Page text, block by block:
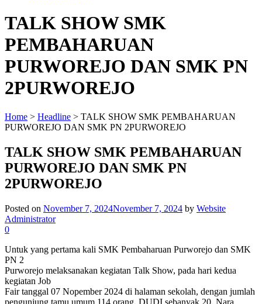
TALK SHOW SMK
PEMBAHARUAN
PURWOREJO DAN SMK PN
2PURWOREJO
Home > Headline > TALK SHOW SMK PEMBAHARUAN
PURWOREJO DAN SMK PN 2PURWOREJO
TALK SHOW SMK PEMBAHARUAN
PURWOREJO DAN SMK PN
2PURWOREJO
Posted on November 7, 2024November 7, 2024 by Website
Administrator
0
Untuk yang pertama kali SMK Pembaharuan Purworejo dan SMK
PN 2
Purworejo melaksanakan kegiatan Talk Show, pada hari kedua
kegiatan Job
Fair tanggal 07 Nopember 2024 di halaman sekolah, dengan jumlah
pengunjung tamu umum 114 orang, DUDI sebanyak 20, Nara